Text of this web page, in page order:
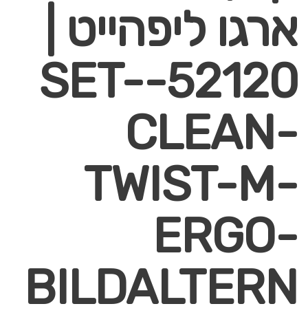
ארגו ליפהייט |
52120-SET-
CLEAN-
TWIST-M-
ERGO-
BILDALTERN